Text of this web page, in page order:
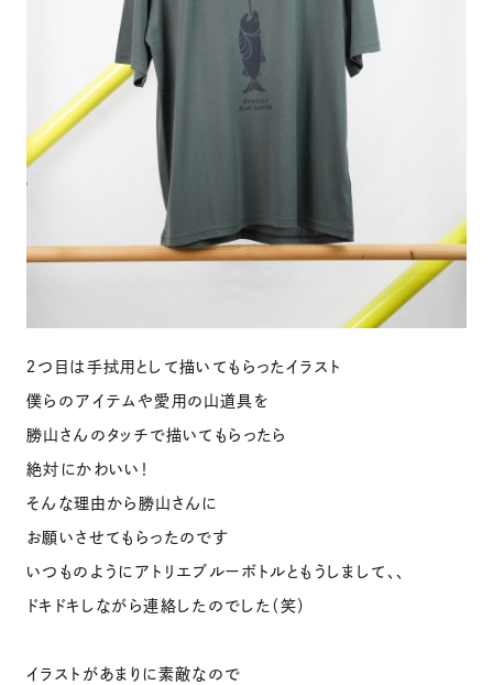
２つ目は手拭用として描いてもらったイラスト
僕らのアイテムや愛用の山道具を
勝山さんのタッチで描いてもらったら
絶対にかわいい！
そんな理由から勝山さんに
お願いさせてもらったのです
いつものようにアトリエブルーボトルともうしまして、、
ドキドキしながら連絡したのでした（笑）
イラストがあまりに素敵なので